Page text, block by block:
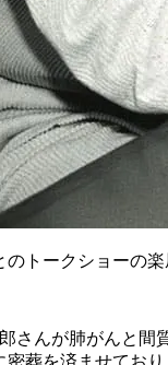
トークショーの
さんが肺がんと間
密葬を済ませてお